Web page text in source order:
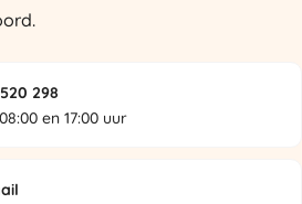
298
en 17:00 uur